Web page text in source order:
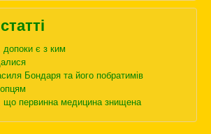
допоки є з ким
Бондаря та його побратимів
що первинна медицина знищена